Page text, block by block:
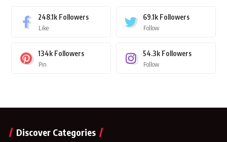
248.1k Followers
Like
69.1k Followers
Follow
134k Followers
Pin
54.3k Followers
Follow
Discover Categories